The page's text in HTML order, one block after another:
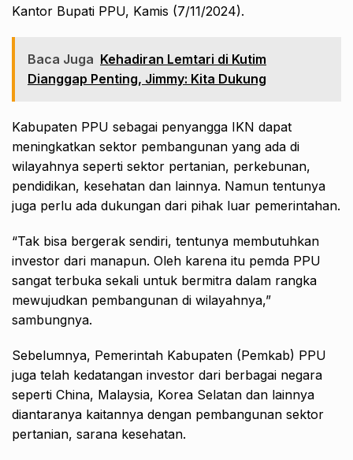
Kantor Bupati PPU, Kamis (7/11/2024).
Baca Juga Kehadiran Lemtari di Kutim
Dianggap Penting, Jimmy: Kita Dukung
Kabupaten PPU sebagai penyangga IKN dapat
meningkatkan sektor pembangunan yang ada di
wilayahnya seperti sektor pertanian, perkebunan,
pendidikan, kesehatan dan lainnya. Namun tentunya
juga perlu ada dukungan dari pihak luar pemerintahan.
“Tak bisa bergerak sendiri, tentunya membutuhkan
investor dari manapun. Oleh karena itu pemda PPU
sangat terbuka sekali untuk bermitra dalam rangka
mewujudkan pembangunan di wilayahnya,”
sambungnya.
Sebelumnya, Pemerintah Kabupaten (Pemkab) PPU
juga telah kedatangan investor dari berbagai negara
seperti China, Malaysia, Korea Selatan dan lainnya
diantaranya kaitannya dengan pembangunan sektor
pertanian, sarana kesehatan.